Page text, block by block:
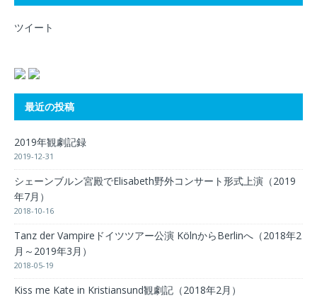
ツイート
最近の投稿
2019年観劇記録
2019-12-31
シェーンブルン宮殿でElisabeth野外コンサート形式上演（2019
年7月）
2018-10-16
Tanz der Vampireドイツツアー公演 KölnからBerlinへ（2018年2
月～2019年3月）
2018-05-19
Kiss me Kate in Kristiansund観劇記（2018年2月）